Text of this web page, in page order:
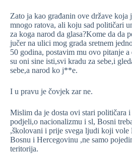
Zato ja kao građanin ove države koja
mnogo ratova, ali koju sad političari
za koga narod da glasa?Kome da da
jučer na ulici mog grada sretnem
50 godina, postavim mu ovo pitanje
su oni sine isti,svi kradu za sebe,i
sebe,a narod ko j**e.
I u pravu je čovjek zar ne.
Mislim da je dosta ovi stari političara
podjeli,o nacionalizmu i sl, Bosni
,školovani i prije svega ljudi koji vole
Bosnu i Hercegovinu ,ne samo
teritorija.